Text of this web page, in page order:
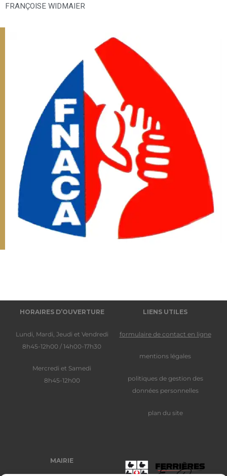
FRANÇOISE WIDMAIER
HORAIRES D’OUVERTURE
Lundi, Mardi, Jeudi et Vendredi
8h45-12h00 / 14h00-17h30
Mercredi et Samedi
8h45-12h00
LIENS UTILES
formulaire de contact en ligne
mentions légales
politiques de gestion des
données personnelles
plan du site
MAIRIE